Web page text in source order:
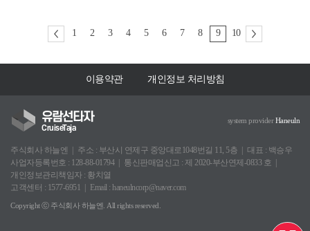
1 2 3 4 5 6 7 8 9 10
이용약관 개인정보 처리방침
유람선타자
CruiseTaja
주식회사 하늘엔 주소 : 부산시 연제구 중앙대로1048번길 11, 5층
대표 : 백승우
사업자등록번호 : 128-88-01794
통신판매업신고 : 제 2020-부산연제-0833 호
개인정보관리책임자 : 황치열
고객센터 : 1577-6951
Email : haneulncorp@naver.com
Copyright ⓒ 주식회사 하늘엔. All rights reserved.
system providerHaneuln